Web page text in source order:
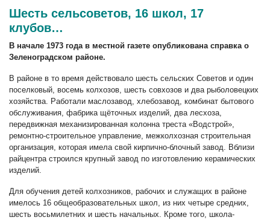
Шесть сельсоветов, 16 школ, 17
клубов…
В начале 1973 года в местной газете опубликована справка о
Зеленоградском районе.
В районе в то время действовало шесть сельских Советов и один
поселковый, восемь колхозов, шесть совхозов и два рыболовецких
хозяйства. Работали маслозавод, хлебозавод, комбинат бытового
обслуживания, фабрика щёточных изделий, два лесхоза,
передвижная механизированная колонна треста «Водстрой»,
ремонтно-строительное управление, межколхозная строительная
организация, которая имела свой кирпично-блочный завод. Вблизи
райцентра строился крупный завод по изготовлению керамических
изделий.
Для обучения детей колхозников, рабочих и служащих в районе
имелось 16 общеобразовательных школ, из них четыре средних,
шесть восьмилетних и шесть начальных. Кроме того, школа-